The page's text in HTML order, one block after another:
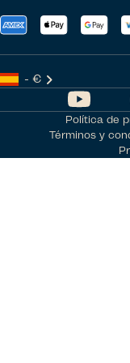
- €
Política de
Términos y